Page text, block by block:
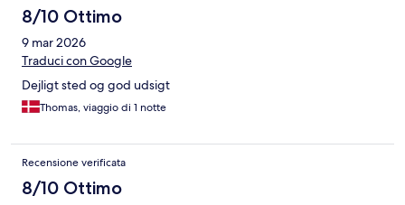
8/10 Ottimo
9 mar 2026
Traduci con Google
Dejligt sted og god udsigt
Thomas, viaggio di 1 notte
Recensione verificata
8/10 Ottimo